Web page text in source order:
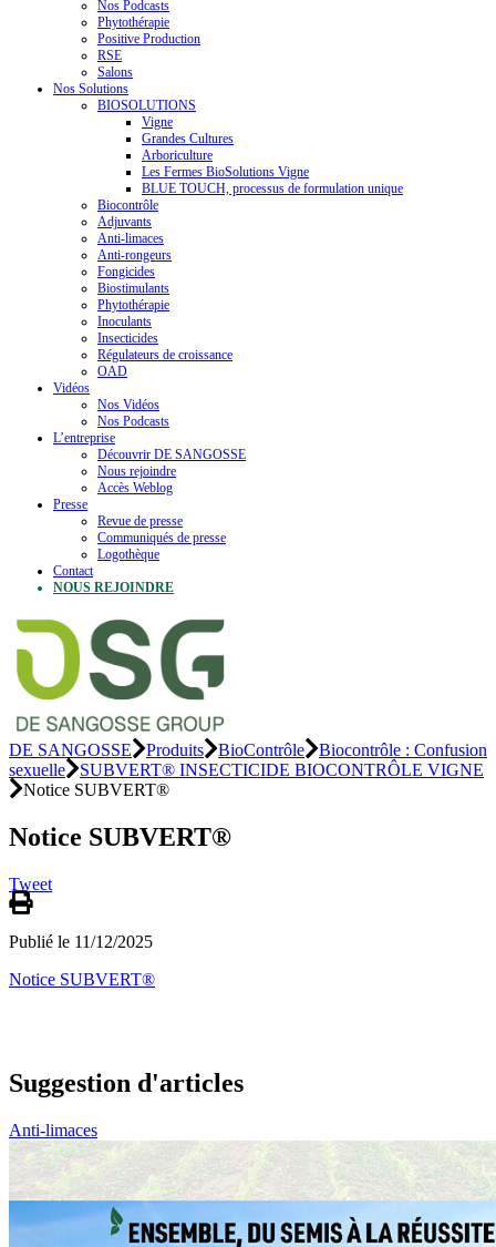
Nos Podcasts
Phytothérapie
Positive Production
RSE
Salons
Nos Solutions
BIOSOLUTIONS
Vigne
Grandes Cultures
Arboriculture
Les Fermes BioSolutions Vigne
BLUE TOUCH, processus de formulation unique
Biocontrôle
Adjuvants
Anti-limaces
Anti-rongeurs
Fongicides
Biostimulants
Phytothérapie
Inoculants
Insecticides
Régulateurs de croissance
OAD
Vidéos
Nos Vidéos
Nos Podcasts
L’entreprise
Découvrir DE SANGOSSE
Nous rejoindre
Accès Weblog
Presse
Revue de presse
Communiqués de presse
Logothèque
Contact
NOUS REJOINDRE
DE SANGOSSE Produits BioContrôle
Biocontrôle : Confusion
sexuelle
SUBVERT® INSECTICIDE BIOCONTRÔLE VIGNE
Notice SUBVERT®
Notice SUBVERT®
Tweet
Publié le 11/12/2025
Notice SUBVERT®
Suggestion d'articles
Anti-limaces